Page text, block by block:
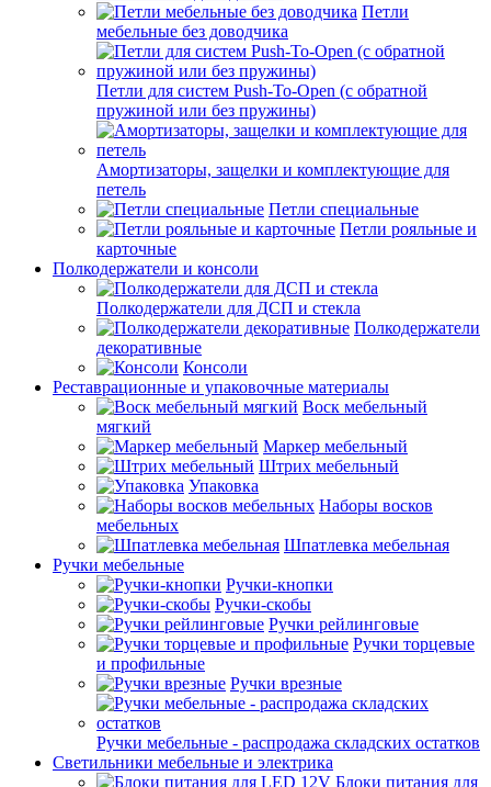
Петли
мебельные без доводчика
Петли для систем Push-To-Open (с обратной
пружиной или без пружины)
Амортизаторы, защелки и комплектующие для
петель
Петли специальные
Петли рояльные и
карточные
Полкодержатели и консоли
Полкодержатели для ДСП и стекла
Полкодержатели
декоративные
Консоли
Реставрационные и упаковочные материалы
Воск мебельный
мягкий
Маркер мебельный
Штрих мебельный
Упаковка
Наборы восков
мебельных
Шпатлевка мебельная
Ручки мебельные
Ручки-кнопки
Ручки-скобы
Ручки рейлинговые
Ручки торцевые
и профильные
Ручки врезные
Ручки мебельные - распродажа складских остатков
Светильники мебельные и электрика
Блоки питания для